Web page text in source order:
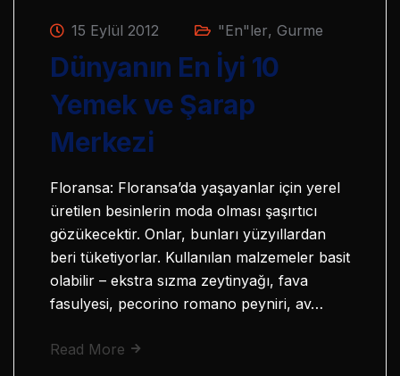
15 Eylül 2012 "En"ler, Gurme
Dünyanın En İyi 10
Yemek ve Şarap
Merkezi
Floransa: Floransa’da yaşayanlar için yerel
üretilen besinlerin moda olması şaşırtıcı
gözükecektir. Onlar, bunları yüzyıllardan
beri tüketiyorlar. Kullanılan malzemeler basit
olabilir – ekstra sızma zeytinyağı, fava
fasulyesi, pecorino romano peyniri, av…
Read More